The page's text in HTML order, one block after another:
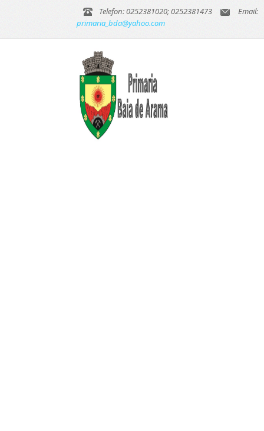
Telefon: 0252381020; 0252381473
Email:
primaria_bda@yahoo.com